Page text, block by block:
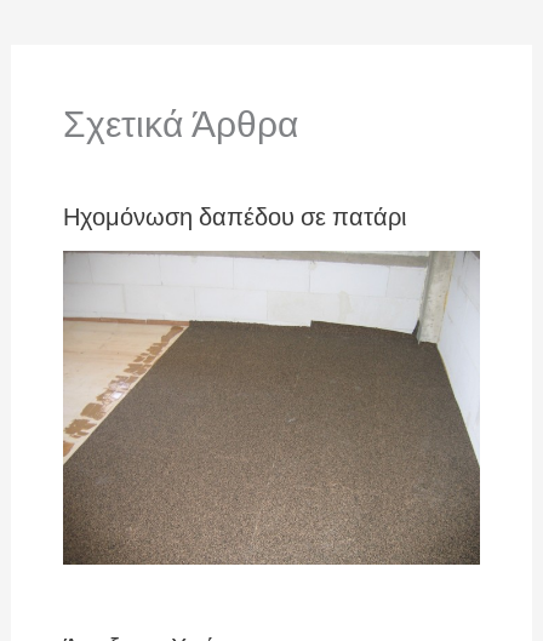
Σχετικά Άρθρα
Ηχομόνωση δαπέδου σε πατάρι